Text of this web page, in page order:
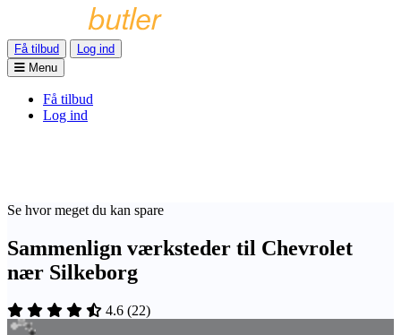
Få tilbud
Log ind
Menu
Få tilbud
Log ind
Se hvor meget du kan spare
Sammenlign værksteder til Chevrolet
nær Silkeborg
4.6 (22)